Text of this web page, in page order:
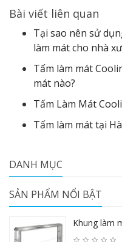
Bài viết liên quan
Tại sao nên sử
làm mát cho nhà
Tấm làm mát
mát nào?
Tấm Làm Mát
Tấm làm mát tại
DANH MỤC
SẢN PHẨM NỔI BẬT
Khung làm